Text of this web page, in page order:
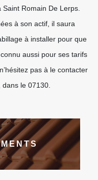
Romain De Lerps.
à son actif, il saura
à installer pour que
aussi pour ses tarifs
pas à le contacter
le 07130.